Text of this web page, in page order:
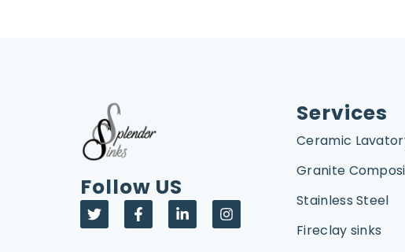
Follow US
Services
Ceramic
Granite
Stainless Steel
Fireclay sinks